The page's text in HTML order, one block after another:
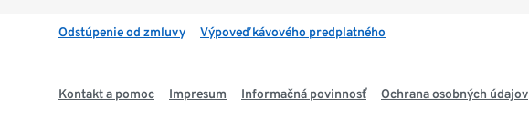
Odstúpenie od zmluvy Výpoveď kávového predplatného
Kontakt a pomoc Impresum Informačná povinnosť Ochrana osobných údajov